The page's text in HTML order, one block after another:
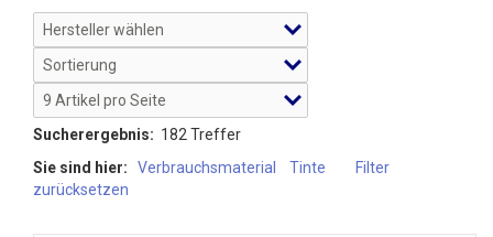
Sucherergebnis: 182 Treffer
Sie sind hier:
Verbrauchsmaterial Tinte
Filter
zurücksetzen